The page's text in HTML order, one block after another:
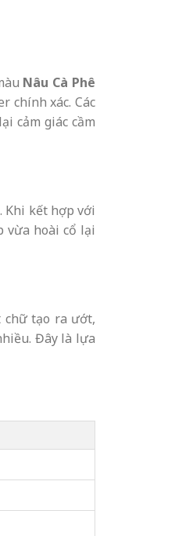
Nâu Cà Phê
chính xác. Các
cảm giác cầm
Khi kết hợp với
vừa hoài cổ lại
chữ tạo ra ướt,
Đây là lựa